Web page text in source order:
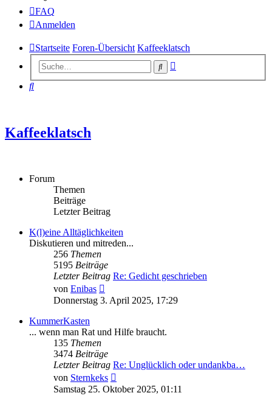
FAQ
Anmelden
Startseite Foren-Übersicht Kaffeeklatsch
Suche
Suche
Kaffeeklatsch
Forum
Themen
Beiträge
Letzter Beitrag
K(l)eine Alltäglichkeiten
Diskutieren und mitreden...
256 Themen
5195 Beiträge
Letzter Beitrag Re: Gedicht geschrieben
von Enibas
Beitrag
Donnerstag 3. April 2025, 17:29
KummerKasten
... wenn man Rat und Hilfe braucht.
135 Themen
3474 Beiträge
Letzter Beitrag Re: Unglücklich oder undankba…
von Sternkeks
Beitrag
Samstag 25. Oktober 2025, 01:11